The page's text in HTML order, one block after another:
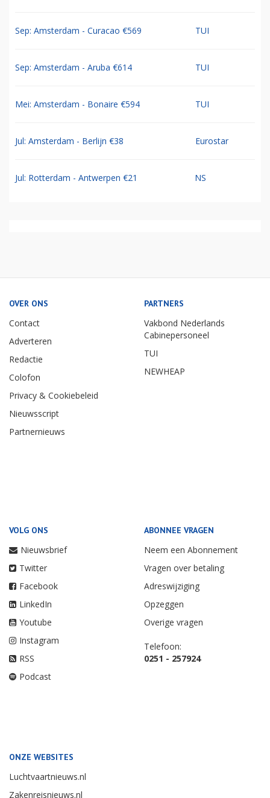
Sep: Amsterdam - Curacao €569 TUI
Sep: Amsterdam - Aruba €614 TUI
Mei: Amsterdam - Bonaire €594 TUI
Jul: Amsterdam - Berlijn €38 Eurostar
Jul: Rotterdam - Antwerpen €21 NS
OVER ONS
Contact
Adverteren
Redactie
Colofon
Privacy & Cookiebeleid
Nieuwsscript
Partnernieuws
PARTNERS
Vakbond Nederlands
Cabinepersoneel
TUI
NEWHEAP
VOLG ONS
Nieuwsbrief
Twitter
Facebook
LinkedIn
Youtube
Instagram
RSS
Podcast
ABONNEE VRAGEN
Neem een Abonnement
Vragen over betaling
Adreswijziging
Opzeggen
Overige vragen
Telefoon:
0251 - 257924
ONZE WEBSITES
Luchtvaartnieuws.nl
Zakenreisnieuws.nl